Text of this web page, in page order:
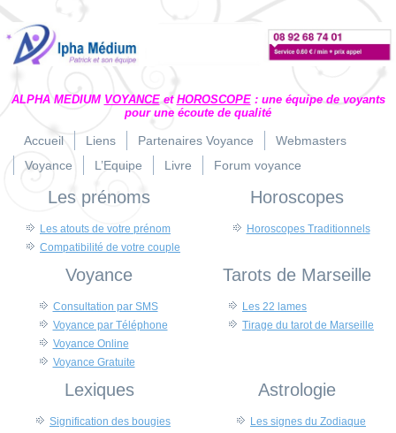
ALPHA MEDIUM VOYANCEet HOROSCOPE: une équipe de voyants
pour une écoute de qualité
Accueil Liens Partenaires Voyance
Webmasters
Voyance
L’Equipe Livre Forum voyance
Les prénoms
Les atouts de votre prénom
Compatibilité de votre couple
Horoscopes
Horoscopes Traditionnels
Voyance
Consultation par SMS
Voyance par Téléphone
Voyance Online
Voyance Gratuite
Tarots de Marseille
Les 22 lames
Tirage du tarot de Marseille
Lexiques
Signification des bougies
Astrologie
Les signes du Zodiaque